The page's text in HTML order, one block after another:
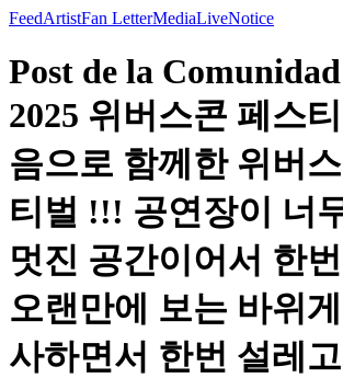
FeedArtistFan LetterMediaLiveNotice
Post de la
2025 위버스콘 페스
음으로 함께한 위버
티벌 !!! 공연장이 너
멋진 공간이어서 한
오랜만에 보는 바위
사하면서 한번 설레